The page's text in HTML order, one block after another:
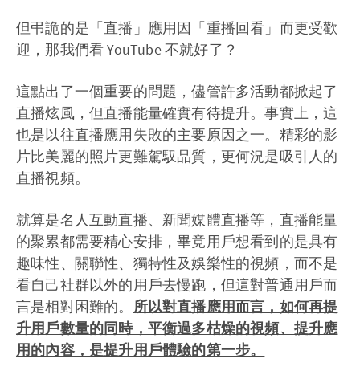
但弔詭的是「直播」應用因「重播回看」而更受歡
迎，那我們看 YouTube 不就好了？
這點出了一個重要的問題，儘管許多活動都掀起了
直播炫風，但直播能量確實有待提升。事實上，這
也是以往直播應用失敗的主要原因之一。精彩的影
片比美麗的照片更難駕馭品質，更何況是吸引人的
直播視頻。
就算是名人互動直播、新聞媒體直播等，直播能量
的聚累都需要精心安排，畢竟用戶想看到的是具有
趣味性、關聯性、獨特性及娛樂性的視頻，而不是
看自己社群以外的用戶去慢跑，但這對普通用戶而
言是相對困難的。 所以對直播應用而言，如何再提
升用戶數量的同時，平衡過多枯燥的視頻、提升應
用的內容，是提升用戶體驗的第一步。